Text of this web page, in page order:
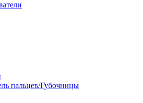
пальцев/Губочницы